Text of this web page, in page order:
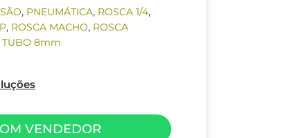
, PNEUMÁTICA, ROSCA 1/4,
, ROSCA MACHO, ROSCA
TUBO 8mm
VENDEDOR